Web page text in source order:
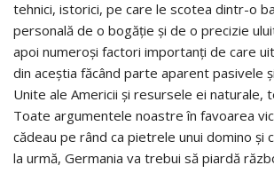
tehnici, istorici, pe care le scotea dintr-o
personală de o bogăţie şi de o precizie
apoi numeroşi factori importanţi de care
din aceştia făcând parte aparent pasivele
Unite ale Americii şi resursele ei naturale,
Toate argumentele noastre în favoarea
cădeau pe rând ca pietrele unui domino şi
la urmă, Germania va trebui să piardă